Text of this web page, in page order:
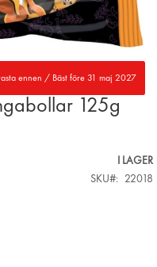
ennen / Bäst före 31 maj 2027
125g
I LAGER
SKU
22018